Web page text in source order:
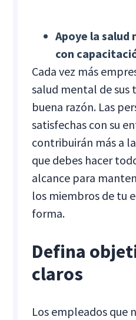
Apoye la
con
Cada vez más
salud mental de sus
buena razón. Las
satisfechas con su
contribuirán más a
que debes hacer
alcance para
los miembros de tu
forma.
Defina
claros
Los empleados que